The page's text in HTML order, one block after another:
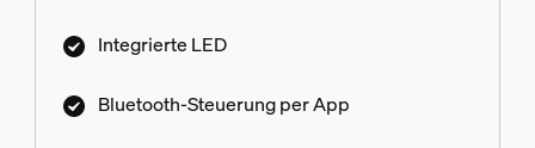
Integrierte LED
Bluetooth-Steuerung per App